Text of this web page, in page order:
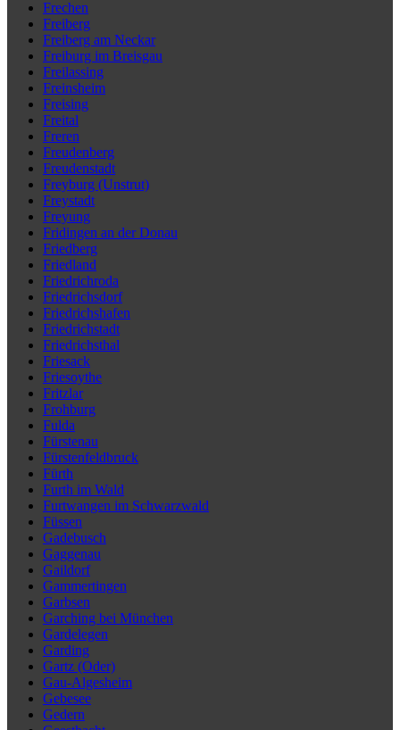
Frechen
Freiberg
Freiberg am Neckar
Freiburg im Breisgau
Freilassing
Freinsheim
Freising
Freital
Freren
Freudenberg
Freudenstadt
Freyburg (Unstrut)
Freystadt
Freyung
Fridingen an der Donau
Friedberg
Friedland
Friedrichroda
Friedrichsdorf
Friedrichshafen
Friedrichstadt
Friedrichsthal
Friesack
Friesoythe
Fritzlar
Frohburg
Fulda
Fürstenau
Fürstenfeldbruck
Fürth
Furth im Wald
Furtwangen im Schwarzwald
Füssen
Gadebusch
Gaggenau
Gaildorf
Gammertingen
Garbsen
Garching bei München
Gardelegen
Garding
Gartz (Oder)
Gau-Algesheim
Gebesee
Gedern